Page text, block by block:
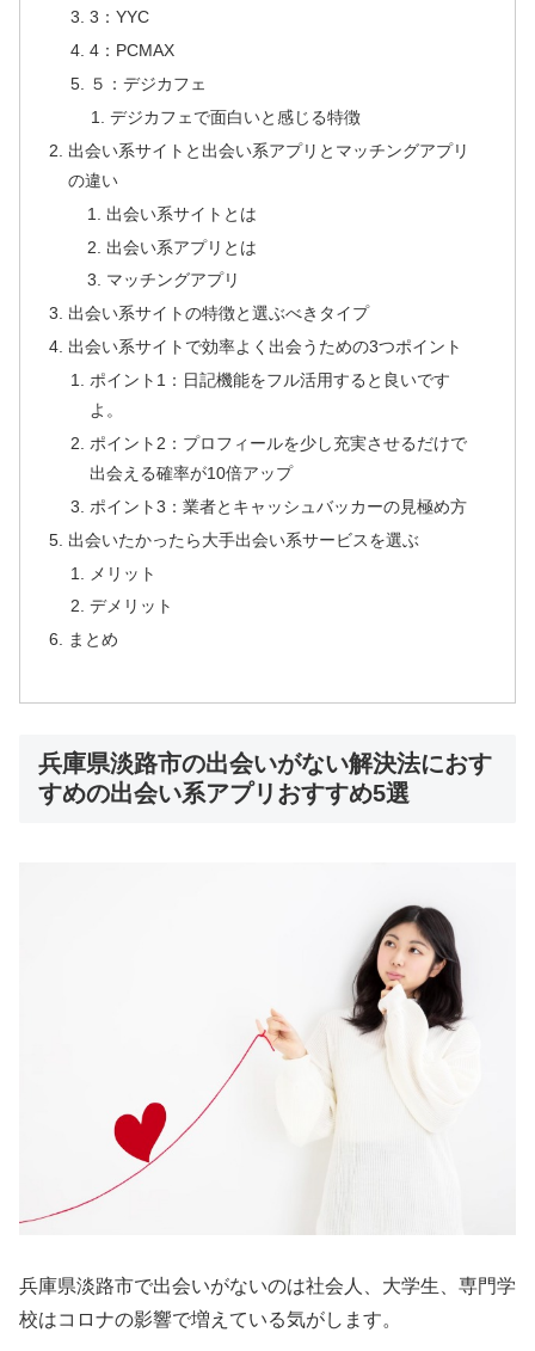
3：YYC
4：PCMAX
５：デジカフェ
デジカフェで面白いと感じる特徴
出会い系サイトと出会い系アプリとマッチングアプリ
の違い
出会い系サイトとは
出会い系アプリとは
マッチングアプリ
出会い系サイトの特徴と選ぶべきタイプ
出会い系サイトで効率よく出会うための3つポイント
ポイント1：日記機能をフル活用すると良いです
よ。
ポイント2：プロフィールを少し充実させるだけで
出会える確率が10倍アップ
ポイント3：業者とキャッシュバッカーの見極め方
出会いたかったら大手出会い系サービスを選ぶ
メリット
デメリット
まとめ
兵庫県淡路市の出会いがない解決法におす
すめの出会い系アプリおすすめ5選
兵庫県淡路市で出会いがないのは社会人、大学生、専門学
校はコロナの影響で増えている気がします。